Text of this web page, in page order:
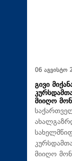
06 აგვისტო
გივი
მიიღო
მიიღო